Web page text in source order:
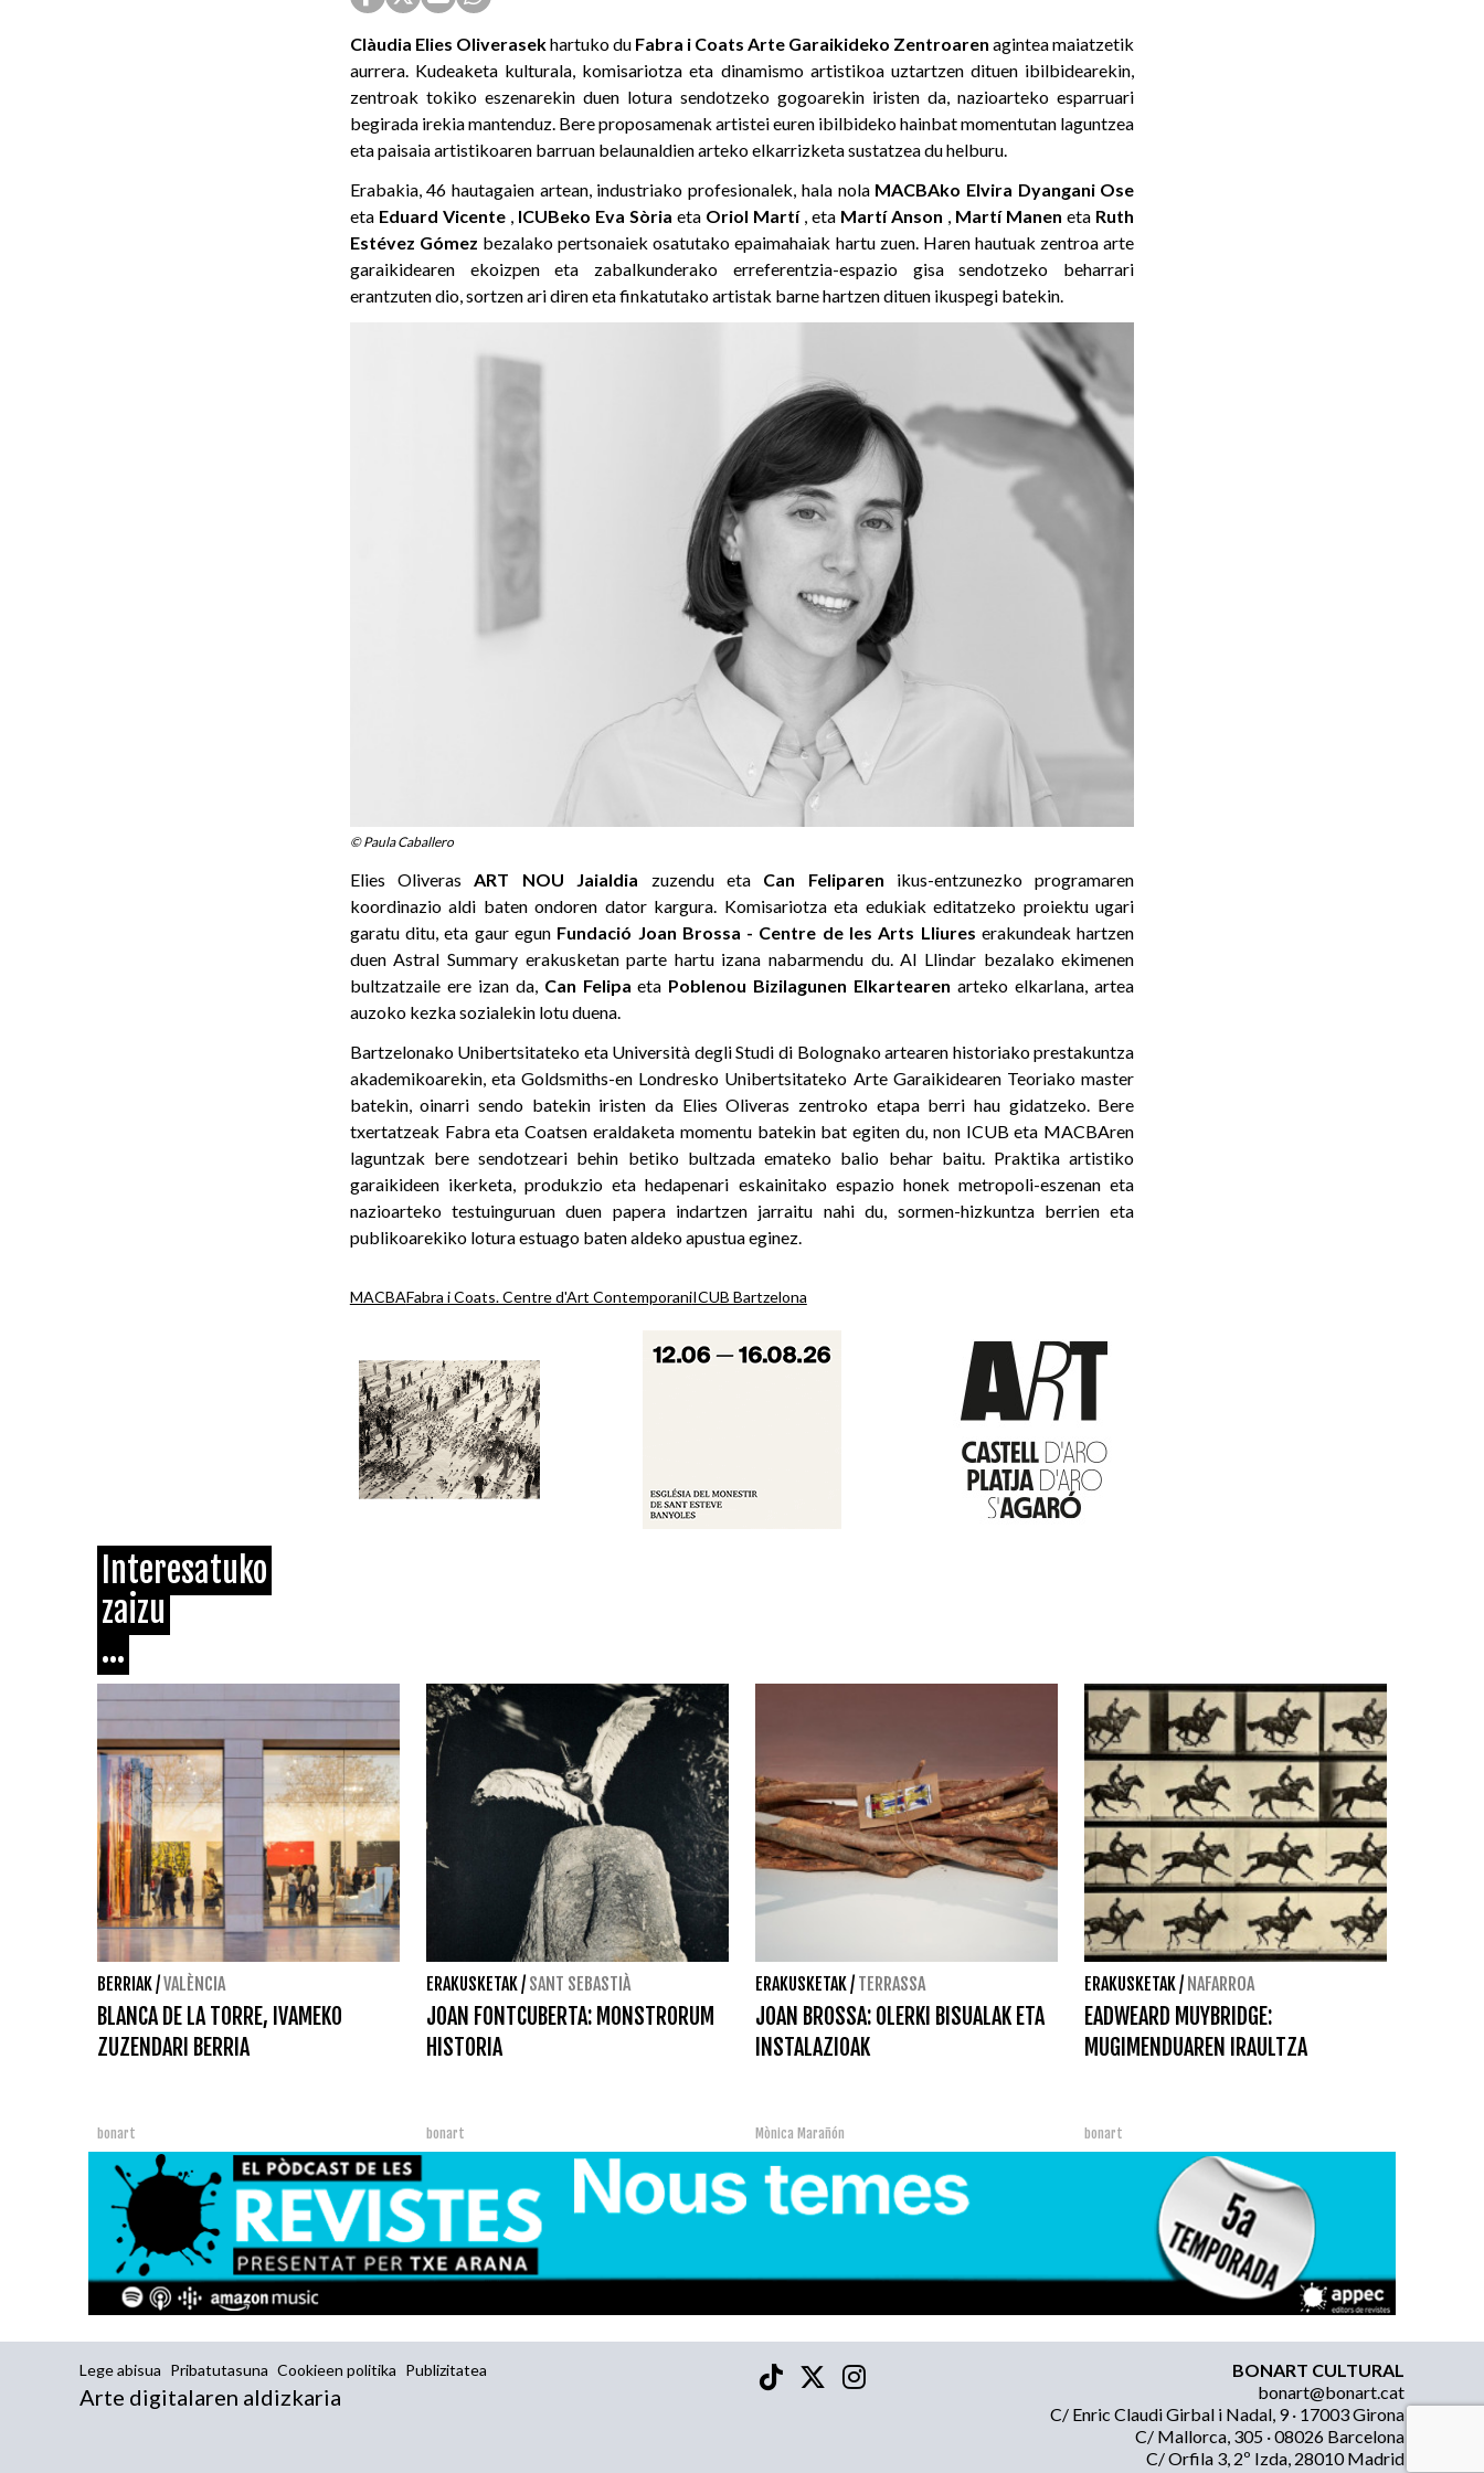
Clàudia Elies Oliverasekhartuko du Fabra i Coats Arte Garaikideko Zentroaren agintea maiatzetik
aurrera. Kudeaketa kulturala, komisariotza eta dinamismo artistikoa uztartzen dituen ibilbidearekin,
zentroak tokiko eszenarekin duen lotura sendotzeko gogoarekin iristen da, nazioarteko esparruari
begirada irekia mantenduz. Bere proposamenak artistei euren ibilbideko hainbat momentutan laguntzea
eta paisaia artistikoaren barruan belaunaldien arteko elkarrizketa sustatzea du helburu.
Erabakia, 46 hautagaien artean, industriako profesionalek, hala nola MACBAko Elvira Dyangani Ose
eta Eduard Vicente, ICUBeko Eva Sòria eta Oriol Martí, eta Martí Anson , Martí Manen eta Ruth
Estévez Gómez bezalako pertsonaiek osatutako epaimahaiak hartu zuen. Haren hautuak zentroa arte
garaikidearen ekoizpen eta zabalkunderako erreferentzia-espazio gisa sendotzeko beharrari
erantzuten dio, sortzen ari diren eta finkatutako artistak barne hartzen dituen ikuspegi batekin.
© Paula Caballero
Elies OliverasART NOU Jaialdia zuzendu eta Can Feliparen ikus-entzunezko programaren
koordinazio aldi baten ondoren dator kargura. Komisariotza eta edukiak editatzeko proiektu ugari
garatu ditu, eta gaur egun Fundació Joan Brossa - Centre de les Arts Lliures erakundeak hartzen
duen Astral Summary erakusketan parte hartu izana nabarmendu du. Al Llindar bezalako ekimenen
bultzatzaile ere izan da, Can Felipa eta Poblenou Bizilagunen Elkartearen arteko elkarlana, artea
auzoko kezka sozialekin lotu duena.
Bartzelonako Unibertsitateko eta Università degli Studi di Bolognako artearen historiako prestakuntza
akademikoarekin, eta Goldsmiths-en Londresko Unibertsitateko Arte Garaikidearen Teoriako master
batekin, oinarri sendo batekin iristen da Elies Oliveras zentroko etapa berri hau gidatzeko. Bere
txertatzeak Fabra eta Coatsen eraldaketa momentu batekin bat egiten du, non ICUB eta MACBAren
laguntzak bere sendotzeari behin betiko bultzada emateko balio behar baitu. Praktika artistiko
garaikideen ikerketa, produkzio eta hedapenari eskainitako espazio honek metropoli-eszenan eta
nazioarteko testuinguruan duen papera indartzen jarraitu nahi du, sormen-hizkuntza berrien eta
publikoarekiko lotura estuago baten aldeko apustua eginez.
MACBAFabra i Coats. Centre d'Art ContemporaniICUB Bartzelona
Interesatuko
zaizu
...
BERRIAK/VALÈNCIA
BLANCA DE LA TORRE, IVAMEKO
ZUZENDARI BERRIA
bonart
ERAKUSKETAK/ SANT SEBASTIÀ
JOAN FONTCUBERTA: MONSTRORUM
HISTORIA
bonart
ERAKUSKETAK/ TERRASSA
JOAN BROSSA: OLERKI BISUALAK ETA
INSTALAZIOAK
Mònica Marañón
ERAKUSKETAK/ NAFARROA
EADWEARD MUYBRIDGE:
MUGIMENDUAREN IRAULTZA
bonart
Lege abisua Pribatutasuna Cookieen politika Publizitatea
Arte digitalaren aldizkaria
BONART CULTURAL
bonart@bonart.cat
C/ Enric Claudi Girbal i Nadal, 9 · 17003 Girona
C/ Mallorca, 305 · 08026 Barcelona
C/ Orfila 3, 2º Izda, 28010 Madrid